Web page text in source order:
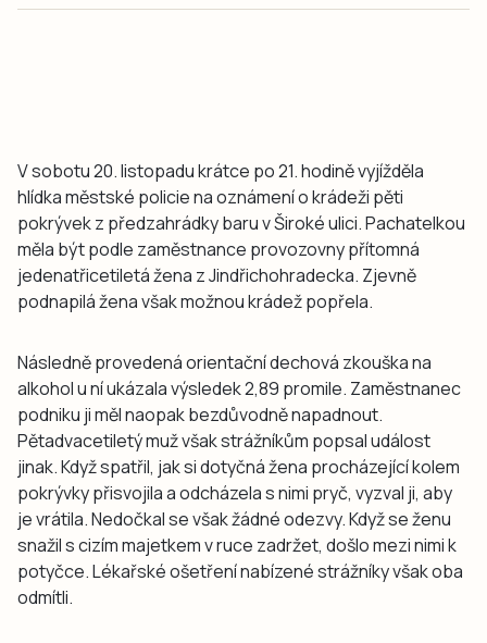
V sobotu 20. listopadu krátce po 21. hodině vyjížděla
hlídka městské policie na oznámení o krádeži pěti
pokrývek z předzahrádky baru v Široké ulici. Pachatelkou
měla být podle zaměstnance provozovny přítomná
jedenatřicetiletá žena z Jindřichohradecka. Zjevně
podnapilá žena však možnou krádež popřela.
Následně provedená orientační dechová zkouška na
alkohol u ní ukázala výsledek 2,89 promile. Zaměstnanec
podniku ji měl naopak bezdůvodně napadnout.
Pětadvacetiletý muž však strážníkům popsal událost
jinak. Když spatřil, jak si dotyčná žena procházející kolem
pokrývky přisvojila a odcházela s nimi pryč, vyzval ji, aby
je vrátila. Nedočkal se však žádné odezvy. Když se ženu
snažil s cizím majetkem v ruce zadržet, došlo mezi nimi k
potyčce. Lékařské ošetření nabízené strážníky však oba
odmítli.